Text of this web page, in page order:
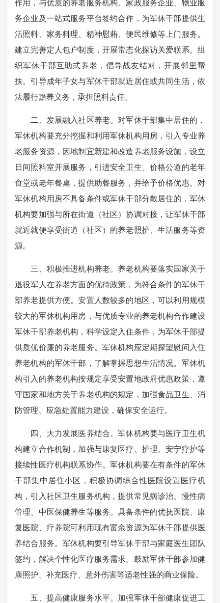
作用，与优质的养老服务机构、家政服务企业、物业服
务企业及一站式服务平台签约合作，为军休干部提供生
活照料、家务料理、精神慰藉、便民维修等上门服务。
建立完善定人包户制度，开展常态化探访关爱联系。组
织军休干部互助式养老，倡导战友结对，开展邻里帮
扶。引导成年子女与军休干部就近居住或共同生活，依
法履行赡养义务，承担照料责任。
二、发展融入社区养老。对军休干部集中居住的，
军休机构要充分挖掘和利用军休机构用房，引入专业养
老服务资源，因地制宜新建和改造养老服务设施，设立
日间照料室开展服务，引进安全卫生、价格公道的老年
食堂或老年餐桌，提供助餐服务，并给予价格优惠。对
军休机构用房不具备条件或军休干部分散居住的，军休
机构要加强与所在街道（社区）协调对接，让军休干部
就近就便享受街道（社区）的养老照护、生活服务等资
源。
三、积极推进机构养老。养老机构要落实国家关于
退役军人在养老方面的优待政策，为符合条件的军休干
部养老提供方便。安置人数较多的地区，可以利用规模
较大的军休机构用房，与优质专业的养老机构合作建设
军休干部养老机构，科学设定入住条件，为军休干部提
供质优价廉的养老服务。军休机构应定期探望慰问入住
养老机构的军休干部，了解掌握思想生活情况。军休机
构引入的养老机构按规定享受安置地政府优惠政策，遵
守国家和地方关于养老机构的规定，加强食品卫生、消
防管理、应急处置能力建设，确保安全运行。
四、大力发展医养结合。军休机构要与医疗卫生机
构建立合作机制，加强与康复医疗、护理、安宁疗护等
接续性医疗机构联系协作。军休机构要在有条件的军休
干部集中居住小区，积极协调综合性医院设置医疗机
构，引入社区卫生服务机构，提供常见病诊治、慢性病
管理、中医保健养生等服务。具备条件的优抚医院、康
复医院、疗养院可利用现有富余资源为军休干部提供医
养结合服务。军休机构要引导军休干部与家庭医生团队
签约，解决个性化医疗服务需求。鼓励军休干部参加健
康照护、补充医疗、意外伤害等适老性强的商业保险。
五、提高健康服务水平。加强军休干部健康促进工